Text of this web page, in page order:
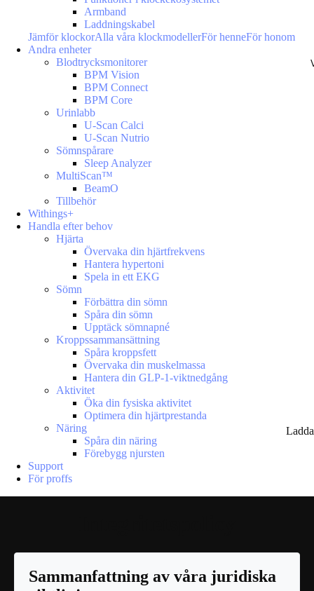
Armband
Laddningskabel
Jämför klockorAlla våra klockmodellerFör henneFör honom
Andra enheter
Blodtrycksmonitorer
BPM Vision
BPM Connect
BPM Core
Urinlabb
U-Scan Calci
U-Scan Nutrio
Sömnspårare
Sleep Analyzer
MultiScan™
BeamO
Tillbehör
Withings+
Handla efter behov
Hjärta
Övervaka din hjärtfrekvens
Hantera hypertoni
Spela in ett EKG
Sömn
Förbättra din sömn
Spåra din sömn
Upptäck sömnapné
Kroppssammansättning
Spåra kroppsfett
Övervaka din muskelmassa
Hantera din GLP-1-viktnedgång
Aktivitet
Öka din fysiska aktivitet
Optimera din hjärtprestanda
Näring
Spåra din näring
Förebygg njursten
Support
För proffs
Sammanfattning av våra juridiska